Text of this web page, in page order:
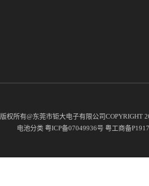
版权所有@东莞市钜大电子有限公司COPYRIGHT
电池分类 粤ICP备07049936号 粤工商备